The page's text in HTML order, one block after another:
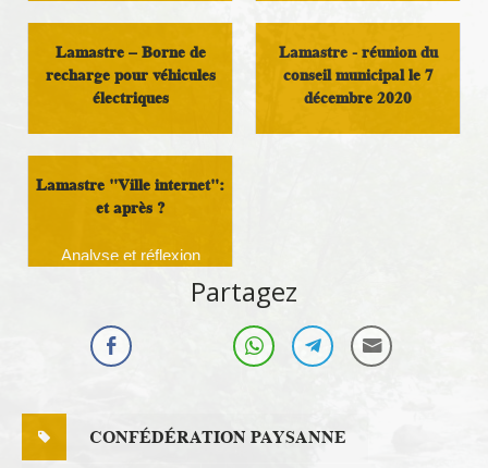
autour du Doux
Lamastre – Borne de
recharge pour véhicules
électriques
Lamastre - réunion du
conseil municipal le 7
décembre 2020
Lamastre "Ville internet":
et après ?
Analyse et réflexion
Partagez
CONFÉDÉRATION PAYSANNE